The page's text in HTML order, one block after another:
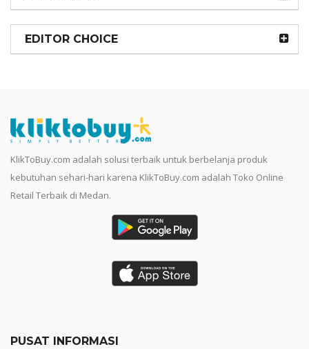
EDITOR CHOICE
KlikToBuy.com adalah solusi terbaik untuk berbelanja produk
kebutuhan sehari-hari karena KlikToBuy.com adalah Toko Online
Retail Terbaik di Medan.
PUSAT INFORMASI